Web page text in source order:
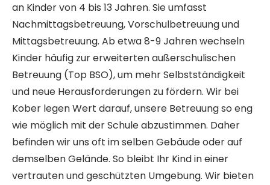
an Kinder von 4 bis 13 Jahren. Sie umfasst
Nachmittagsbetreuung, Vorschulbetreuung und
Mittagsbetreuung. Ab etwa 8-9 Jahren wechseln
Kinder häufig zur erweiterten außerschulischen
Betreuung (Top BSO), um mehr Selbstständigkeit
und neue Herausforderungen zu fördern. Wir bei
Kober legen Wert darauf, unsere Betreuung so eng
wie möglich mit der Schule abzustimmen. Daher
befinden wir uns oft im selben Gebäude oder auf
demselben Gelände. So bleibt Ihr Kind in einer
vertrauten und geschützten Umgebung. Wir bieten